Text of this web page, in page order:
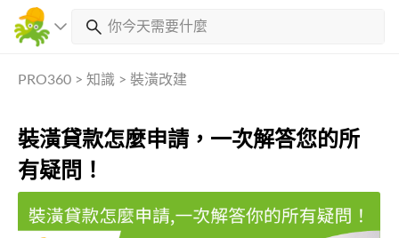
PRO360 > 知識 > 裝潢改建
裝潢貸款怎麼申請，一次解答您的所
有疑問！